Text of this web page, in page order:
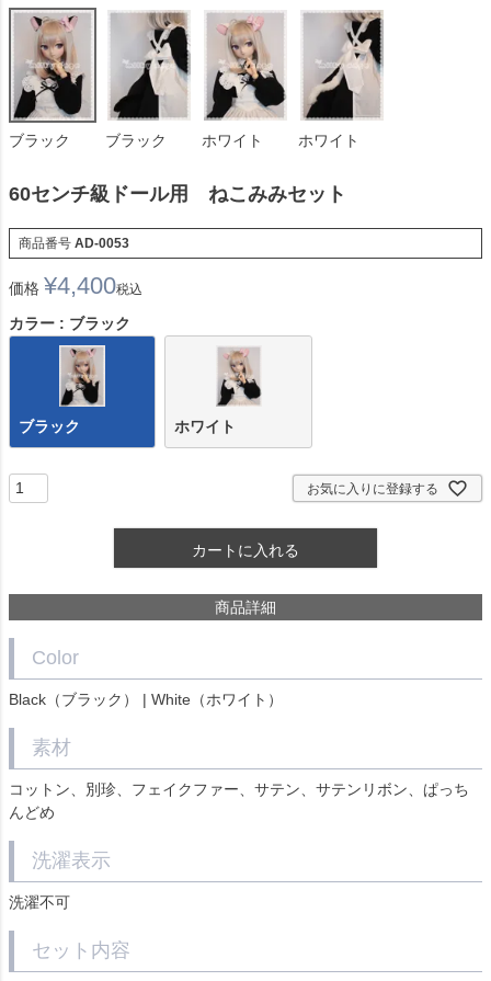
ブラック ブラック ホワイト ホワイト
60センチ級ドール用 ねこみみセット
商品番号 AD-0053
価格 ¥4,400税込
カラー ブラック
ブラック ホワイト
お気に入りに登録する
カートに入れる
商品詳細
Color
Black（ブラック） | White（ホワイト）
素材
コットン、別珍、フェイクファー、サテン、サテンリボン、ぱっち
んどめ
洗濯表示
洗濯不可
セット内容